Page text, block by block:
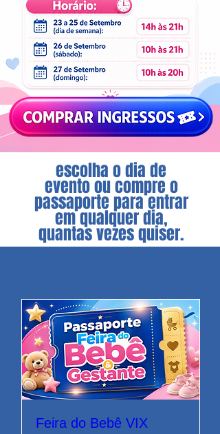
escolha o dia de
evento ou compre o
passaporte para entrar
em qualquer dia,
quantas vezes quiser.
Feira do Bebê VIX